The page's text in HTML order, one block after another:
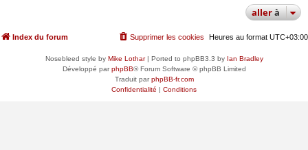
allerà
Index du forum Heures au format UTC+03:00
Supprimer les cookies
Nosebleed style by Mike Lothar| Ported to phpBB3.3 by Ian Bradley
Développé parphpBB® Forum Software © phpBB Limited
Traduit parphpBB-fr.com
Confidentialité | Conditions